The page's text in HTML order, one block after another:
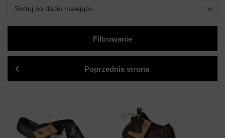
Sortuj po dacie malejąco
Filtrowanie
Poprzednia strona